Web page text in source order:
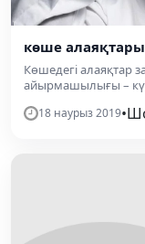
көше алаяқтары
Көшедегі алаяқтар
айырмашылығы –
18 наурыз 2019•